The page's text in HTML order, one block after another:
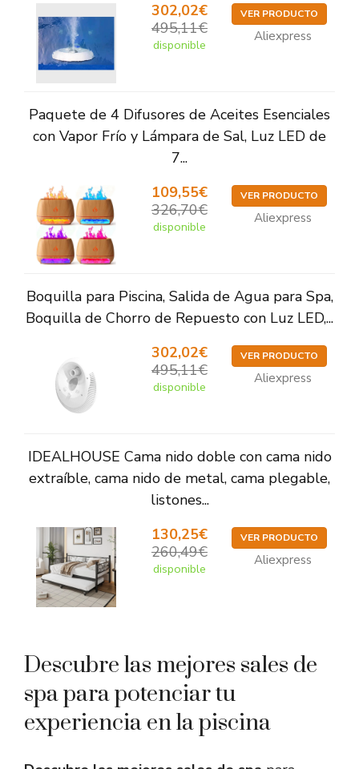
302,02€
495,11€
disponible
VER PRODUCTO
Aliexpress
Paquete de 4 Difusores de Aceites Esenciales
con Vapor Frío y Lámpara de Sal, Luz LED de
7...
109,55€
326,70€
disponible
VER PRODUCTO
Aliexpress
Boquilla para Piscina, Salida de Agua para Spa,
Boquilla de Chorro de Repuesto con Luz LED,...
302,02€
495,11€
disponible
VER PRODUCTO
Aliexpress
IDEALHOUSE Cama nido doble con cama nido
extraíble, cama nido de metal, cama plegable,
listones...
130,25€
260,49€
disponible
VER PRODUCTO
Aliexpress
Descubre las mejores sales de
spa para potenciar tu
experiencia en la piscina